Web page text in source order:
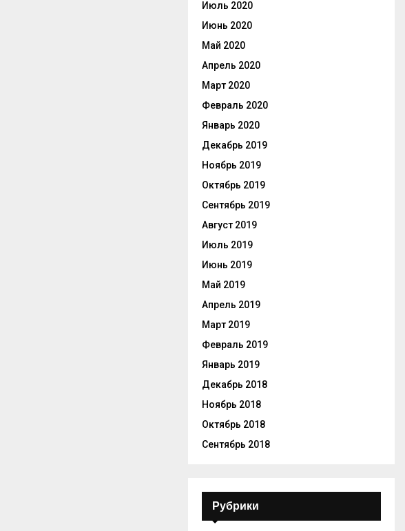
Июль 2020
Июнь 2020
Май 2020
Апрель 2020
Март 2020
Февраль 2020
Январь 2020
Декабрь 2019
Ноябрь 2019
Октябрь 2019
Сентябрь 2019
Август 2019
Июль 2019
Июнь 2019
Май 2019
Апрель 2019
Март 2019
Февраль 2019
Январь 2019
Декабрь 2018
Ноябрь 2018
Октябрь 2018
Сентябрь 2018
Рубрики